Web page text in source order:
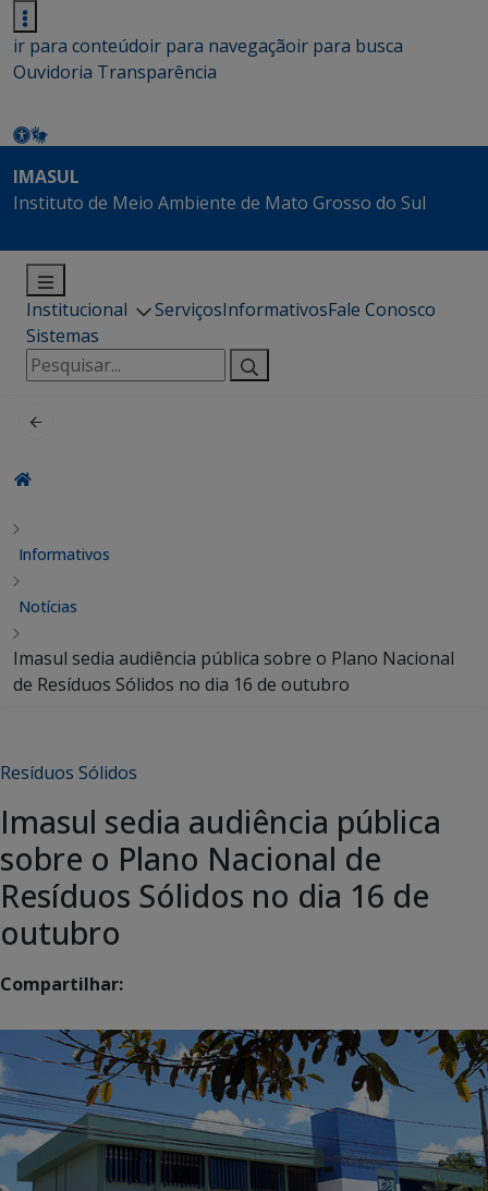
ir para conteúdoir para navegaçãoir para busca
Ouvidoria Transparência
IMASUL
Instituto de Meio Ambiente de Mato Grosso do Sul
Institucional ServiçosInformativosFale Conosco
Sistemas
Pesquisar
por:
Informativos
Notícias
Imasul sedia audiência pública sobre o Plano Nacional
de Resíduos Sólidos no dia 16 de outubro
Resíduos Sólidos
Imasul sedia audiência pública
sobre o Plano Nacional de
Resíduos Sólidos no dia 16 de
outubro
Compartilhar: